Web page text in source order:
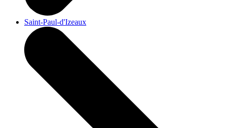
Saint-Paul-d'Izeaux